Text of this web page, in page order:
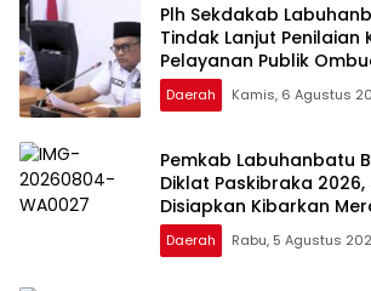
Plh Sekdakab
Tindak Lanjut Penilaian
Pelayanan Publik
Daerah Kamis, 6 Agustus
Pemkab Labuhanbatu
Diklat Paskibraka 2026,
Disiapkan Kibarkan
Daerah Rabu, 5 Agustus